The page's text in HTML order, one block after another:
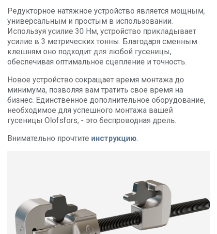
Configurator
Библиотека документов
Видео библиотека
ОБ OLOFSFORS
КАРЬЕРА
НОВОСТИ
RUSSIAN
ENGLISH
Редукторное натяжное устройство является мощным,
универсальным и простым в использовании.
Используя усилие 30 Нм, устройство прикладывает
усилие в 3 метрических тонны. Благодаря сменным
клешням оно подходит для любой гусеницы,
обеспечивая оптимальное сцепление и точность.
Новое устройство сокращает время монтажа до
минимума, позволяя вам тратить свое время на
бизнес. Единственное дополнительное оборудование,
необходимое для успешного монтажа вашей
гусеницы Olofsfors, - это беспроводная дрель.
Внимательно прочтите инструкцию.